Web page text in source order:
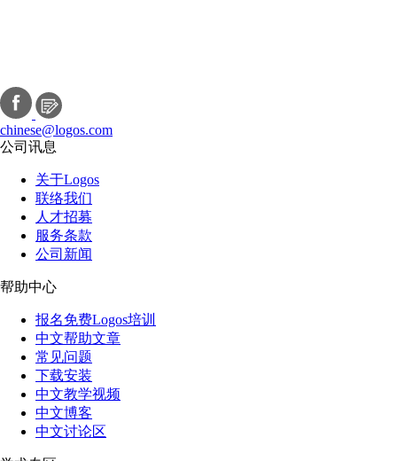
chinese@logos.com
公司讯息
关于Logos
联络我们
人才招募
服务条款
公司新闻
帮助中心
报名免费Logos培训
中文帮助文章
常见问题
下载安装
中文教学视频
中文博客
中文讨论区